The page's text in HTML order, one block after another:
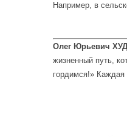
Например, в
Олег Юрьевич
жизненный путь,
гордимся!»